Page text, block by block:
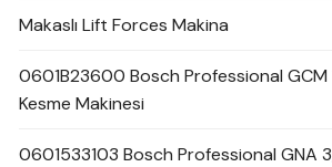
Makaslı Lift Forces Makina
0601B23600 Bosch Professional GCM
Kesme Makinesi
0601533103 Bosch Professional GNA